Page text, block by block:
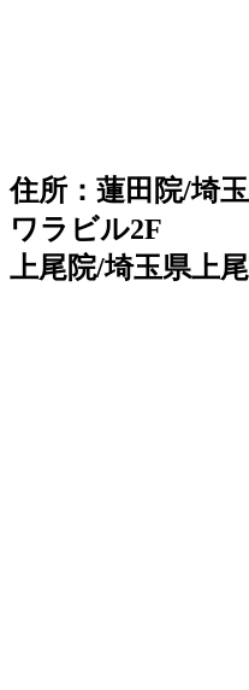
住所：蓮田院/埼
ワラビル2F
上尾院/埼玉県上